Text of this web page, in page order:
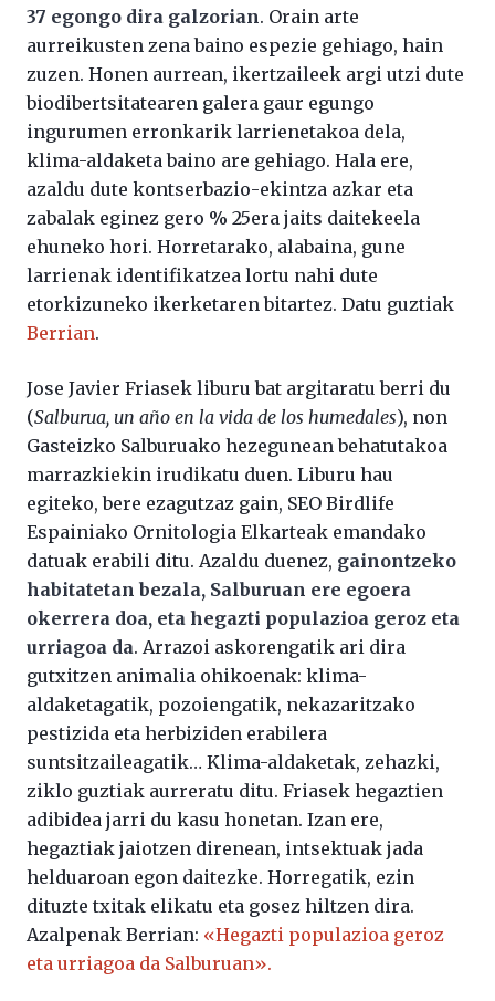
37 egongo dira galzorian. Orain arte
aurreikusten zena baino espezie gehiago, hain
zuzen. Honen aurrean, ikertzaileek argi utzi dute
biodibertsitatearen galera gaur egungo
ingurumen erronkarik larrienetakoa dela,
klima-aldaketa baino are gehiago. Hala ere,
azaldu dute kontserbazio-ekintza azkar eta
zabalak eginez gero % 25era jaits daitekeela
ehuneko hori. Horretarako, alabaina, gune
larrienak identifikatzea lortu nahi dute
etorkizuneko ikerketaren bitartez. Datu guztiak
Berrian.
Jose Javier Friasek liburu bat argitaratu berri du
(Salburua, un año en la vida de los humedales), non
Gasteizko Salburuako hezegunean behatutakoa
marrazkiekin irudikatu duen. Liburu hau
egiteko, bere ezagutzaz gain, SEO Birdlife
Espainiako Ornitologia Elkarteak emandako
datuak erabili ditu. Azaldu duenez, gainontzeko
habitatetan bezala, Salburuan ere egoera
okerrera doa, eta hegazti populazioa geroz eta
urriagoa da. Arrazoi askorengatik ari dira
gutxitzen animalia ohikoenak: klima-
aldaketagatik, pozoiengatik, nekazaritzako
pestizida eta herbiziden erabilera
suntsitzaileagatik… Klima-aldaketak, zehazki,
ziklo guztiak aurreratu ditu. Friasek hegaztien
adibidea jarri du kasu honetan. Izan ere,
hegaztiak jaiotzen direnean, intsektuak jada
helduaroan egon daitezke. Horregatik, ezin
dituzte txitak elikatu eta gosez hiltzen dira.
Azalpenak Berrian: «Hegazti populazioa geroz
eta urriagoa da Salburuan».